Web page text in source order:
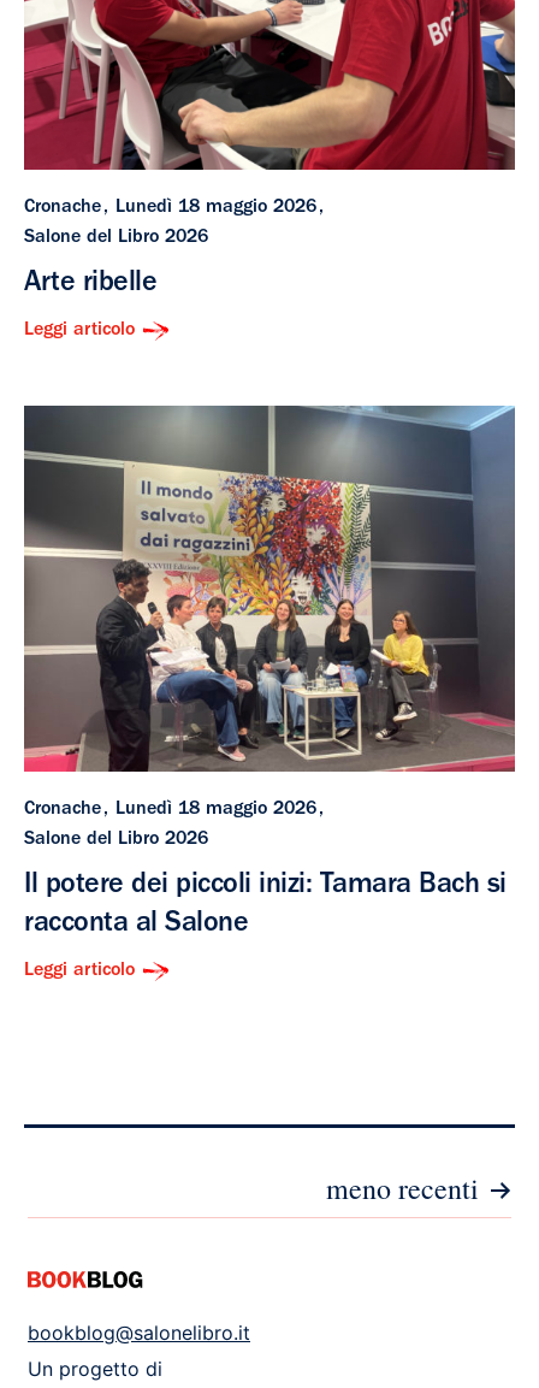
Cronache
Lunedì 18 maggio 2026
Salone del Libro 2026
Arte ribelle
Leggi articolo
Cronache
Lunedì 18 maggio 2026
Salone del Libro 2026
Il potere dei piccoli inizi: Tamara Bach si
racconta al Salone
Leggi articolo
articoli
meno recenti
bookblog@salonelibro.it
Un progetto di